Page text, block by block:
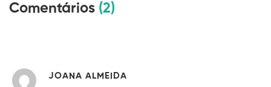
Comentários (2)
JOANA ALMEIDA